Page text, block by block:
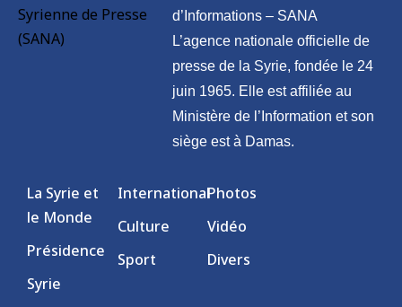
d’Informations – SANA
L’agence nationale officielle de
presse de la Syrie, fondée le 24
juin 1965. Elle est affiliée au
Ministère de l’Information et son
siège est à Damas.
La Syrie et
le Monde
Présidence
Syrie
International
Culture
Sport
Photos
Vidéo
Divers